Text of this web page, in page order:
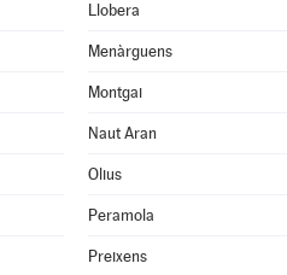
Llobera
Menàrguens
Montgai
Naut Aran
Olius
Peramola
Preixens